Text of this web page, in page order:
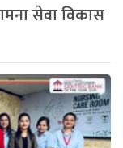
सेवा विकास